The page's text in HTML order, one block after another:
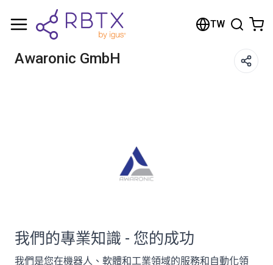
TW
Awaronic GmbH
我們的專業知識 - 您的成功
我們是您在機器人、軟體和工業領域的服務和自動化領
Shopping Cart